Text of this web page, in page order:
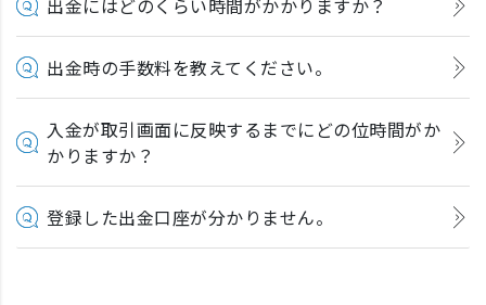
出金にはどのくらい時間がかかりますか？
出金時の手数料を教えてください。
入金が取引画面に反映するまでにどの位時間がか
かりますか？
登録した出金口座が分かりません。